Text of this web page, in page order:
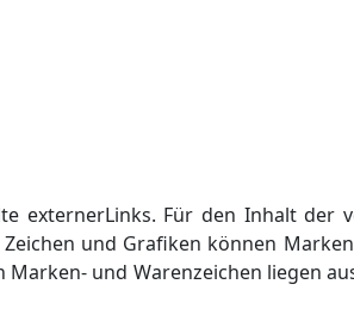
externerLinks. Für den Inhalt der
und Grafiken können
und Warenzeichen liegen